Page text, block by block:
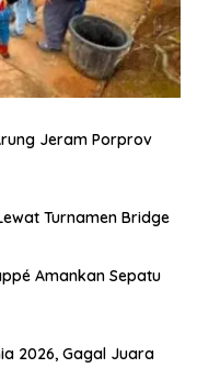
Jeram Porprov
Turnamen Bridge
Amankan Sepatu
2026, Gagal Juara